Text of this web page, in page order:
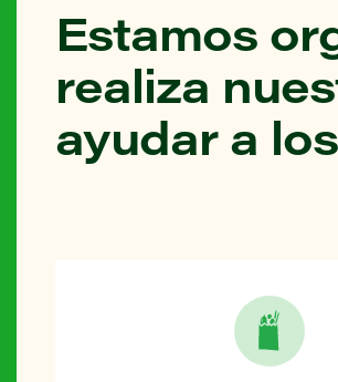
Estamos
realiza
ayudar a